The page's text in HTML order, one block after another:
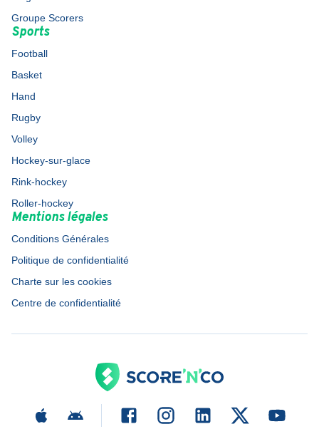
Groupe Scorers
Sports
Football
Basket
Hand
Rugby
Volley
Hockey-sur-glace
Rink-hockey
Roller-hockey
Mentions légales
Conditions Générales
Politique de confidentialité
Charte sur les cookies
Centre de confidentialité